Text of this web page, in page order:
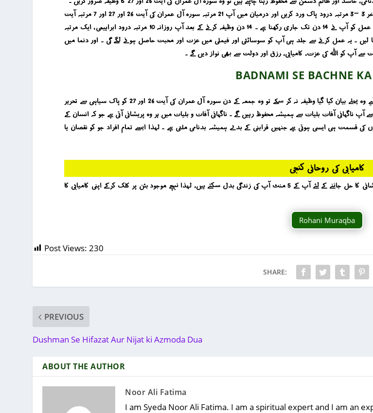
یہ وظیفہ آپ نے جمعہ کے دن فجر کی نماز کے بعد شروع کرنا ہے ۔ لہذا آپ اول وآخر 3 -3 مرتبہ درود پاک ورد کریں اور درمیان میں آپ 21 مرتبہ سورہ آل عمران کی آیت 26 اور 27 اور 7 مرتبہ آیت
الکرسی تلاوت کریں ۔ یہ وظیفہ آپ نے ہر فرض نماز کے بعد کرنا ہے اور اس پورے عمل کو آپ نے 14 دن تک جاری رکھنا ہے ۔ 14 دن وظیفہ کرنے کے بعد آپ روزانہ 10 مرتبہ درود ابراہیمی ، ایک مرتبہ
ورد کرنے کا معمول بنا لیں ۔ یہ عمل کرنے سے جلد ہی آپ کو سوسائٹی اور فیملی میں عزت اور محبت حاصل ہونے لگے گی ۔ اور دنما میں
آپ کو اللہ کی عزت ، کامیابی ، رزق اور دولت سے بھی نواز دیں گے ۔
BADNAMI SE BACHNE
اگر کسی بھائی یا بہن کو یہ ڈر ہو کہ اسے بدنامی کا سامنا کرنا پڑے گا اور اس کے لیے وہ پہلے بیان کیا گیا وظیفہ نہ کر سکے تو وہ جمعہ کے دن سورہ آل عمران کی آیت 26 اور 27 کو پاک سیاہی سے تحریر
آپ ناگہانی آفات بلیات سے ہمیشہ محفوظ رہیں گے ۔ ناگہانی آفات و بلیات میں ہر وہ پریشانی آتی ہے جو کہ انسان کے
قسمت ہی ایسی ہوتی ہے جنہیں قرابنی کے بدلے ہمیشہ بدنامی ملتی ہے ۔ لہذا ایسے تمام افراد جو کو نقصان یا
کامیابی کی روحانی کنجی
آپ کو کامیابی کیسے حاصل ہوگی ؟ یہ بات روحانیت جانتی ہے ، اور روحانیت سے پریشانی کا حل جاننے کے لئے آپ کے 5 منٹ آپ کی زندگی بدل سکتے ہیں ، لہذا نیچے موجود بٹن پر کلک کرکے اپنی کامیابی کا
Rohani Muraqba
Post Views: 230
SHARE:
PREVIOUS
Dushman Se Hifazat Aur Nijat ki Azmoda Dua
ABOUT THE AUTHOR
Noor Ali Fatima
I am Syeda Noor Ali Fatima. I am a spiritual expert and I am an